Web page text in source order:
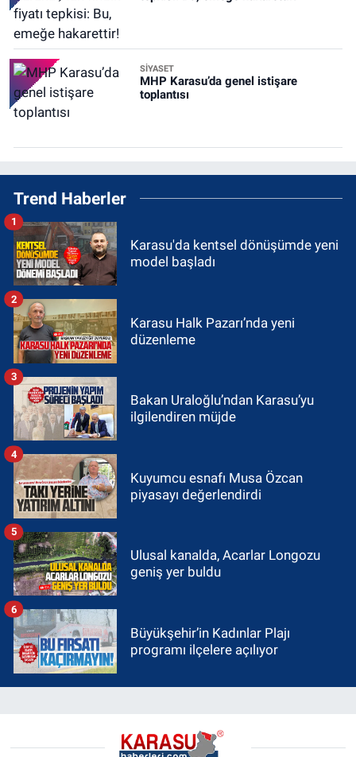
SİYASET
MHP Karasu’da genel istişare
toplantısı
Trend Haberler
Karasu'da kentsel dönüşümde yeni
model başladı
1
Karasu Halk Pazarı’nda yeni
düzenleme
2
Bakan Uraloğlu’ndan Karasu’yu
ilgilendiren müjde
3
Kuyumcu esnafı Musa Özcan
piyasayı değerlendirdi
4
Ulusal kanalda, Acarlar Longozu
geniş yer buldu
5
Büyükşehir’in Kadınlar Plajı
programı ilçelere açılıyor
6